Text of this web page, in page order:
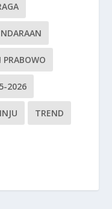
PRABOWO
2026
TREND